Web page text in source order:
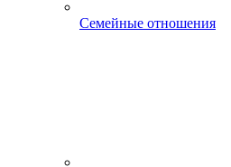
Семейные отношения